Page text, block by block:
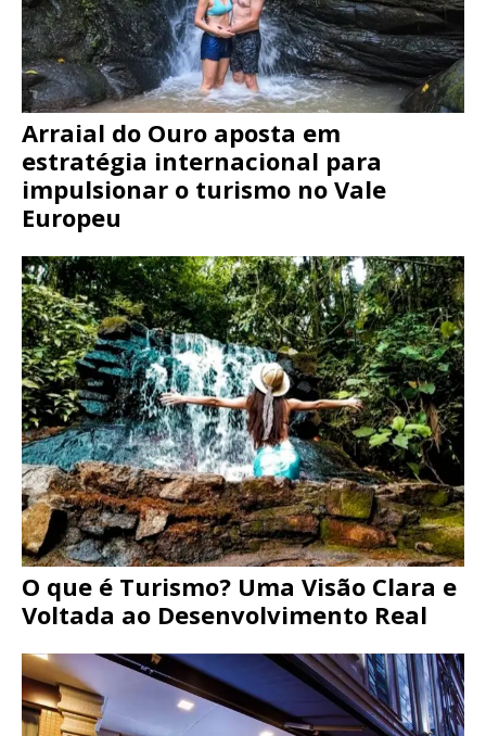
Arraial do Ouro aposta em
estratégia internacional para
impulsionar o turismo no Vale
Europeu
O que é Turismo? Uma Visão Clara e
Voltada ao Desenvolvimento Real